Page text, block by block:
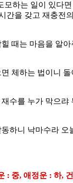
모하는 일이 있다
간을 갖고 재충전
힐 때는 마음을 알
체하는 법이니
수를 누가 막으랴
하니 낙마수라 오
: 중, 애정운 : 하,